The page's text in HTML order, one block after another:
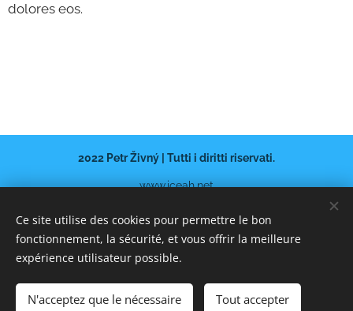
dolores eos.
2022 Petr Živný | Tutti i diritti riservati.
www.iceah.net
HOME Cookies
Français
Ce site utilise des cookies pour permettre le bon
fonctionnement, la sécurité, et vous offrir la meilleure
expérience utilisateur possible.
N'acceptez que le nécessaire Tout accepter